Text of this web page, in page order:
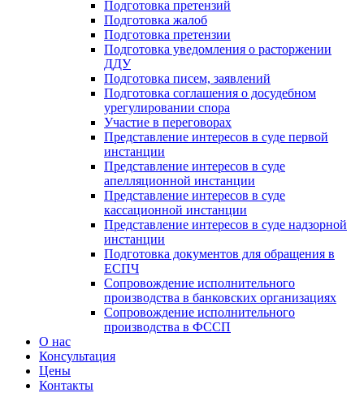
Подготовка претензий
Подготовка жалоб
Подготовка претензии
Подготовка уведомления о расторжении
ДДУ
Подготовка писем, заявлений
Подготовка соглашения о досудебном
урегулировании спора
Участие в переговорах
Представление интересов в суде первой
инстанции
Представление интересов в суде
апелляционной инстанции
Представление интересов в суде
кассационной инстанции
Представление интересов в суде надзорной
инстанции
Подготовка документов для обращения в
ЕСПЧ
Сопровождение исполнительного
производства в банковских организациях
Сопровождение исполнительного
производства в ФССП
О нас
Консультация
Цены
Контакты